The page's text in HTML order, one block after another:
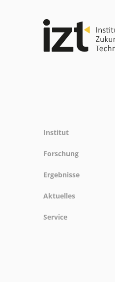
Institut
Gremien
Geschichte
Forschung
Referenz
Ergebnisse
Aktuelles
Service